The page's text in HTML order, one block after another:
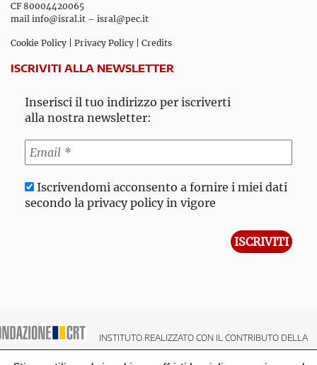
CF 80004420065
mail info@isral.it – isral@pec.it
Cookie Policy Privacy Policy Credits
ISCRIVITI ALLA NEWSLETTER
Inserisci il tuo indirizzo per iscriverti
alla nostra newsletter:
Iscrivendomi acconsento a fornire i miei dati
secondo la privacy policy in vigore
INSTITUTO REALIZZATO CON IL CONTRIBUTO DELLA